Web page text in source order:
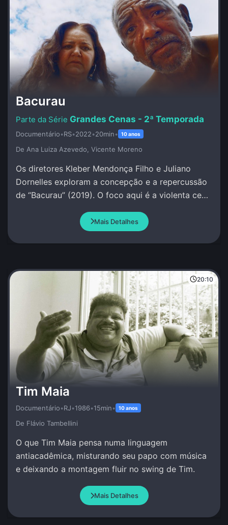
Bacurau
Grandes Cenas - 2ª Temporada
Documentário•RS•2022•20min• 10 anos
De Ana Luiza Azevedo, Vicente Moreno
Os diretores Kleber Mendonça Filho e Juliano
Dornelles exploram a concepção e a repercussão
de “Bacurau” (2019). O foco aqui é a violenta cena
Mais Detalhes
20:10
Tim Maia
Documentário•RJ•1986•15min• 10 anos
De Flávio Tambellini
O que Tim Maia pensa numa linguagem
antiacadêmica, misturando seu papo com música
e deixando a montagem fluir no swing de Tim.
Mais Detalhes